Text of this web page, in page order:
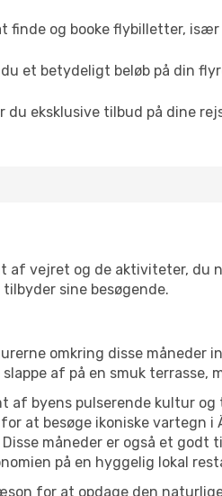
finde og booke flybilletter,
et betydeligt beløb på din
eksklusive tilbud på dine
vejret og de aktiviteter, du
sine besøgende.
omkring disse måneder
af på en smuk terrasse,
byens pulserende kultur og
at besøge ikoniske vartegn i
måneder er også et godt
på en hyggelig lokal
for at opdage den